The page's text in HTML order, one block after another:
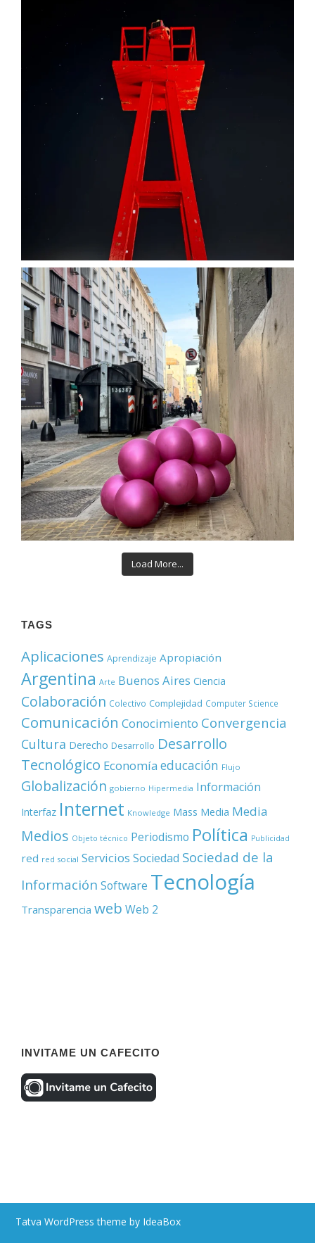
Load More...
TAGS
Aplicaciones Aprendizaje Apropiación
Argentina Arte Buenos Aires Ciencia
Colaboración Colectivo Complejidad Computer Science
Comunicación Conocimiento Convergencia
Cultura Derecho Desarrollo Desarrollo
Tecnológico Economía educación Flujo
Globalización gobierno Hipermedia Información
Interfaz Internet Knowledge Mass Media Media
Medios Objeto técnico Periodismo Política Publicidad
red red social Servicios Sociedad Sociedad de la
Información Software Tecnología
Transparencia web Web 2
INVITAME UN CAFECITO
Tatva WordPress theme by IdeaBox